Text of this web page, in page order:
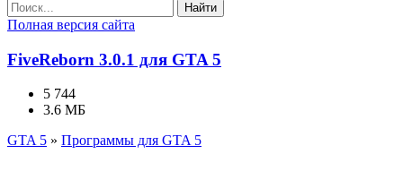
Найти
Полная версия сайта
FiveReborn 3.0.1 для GTA 5
5 744
3.6 МБ
GTA 5 » Программы для GTA 5